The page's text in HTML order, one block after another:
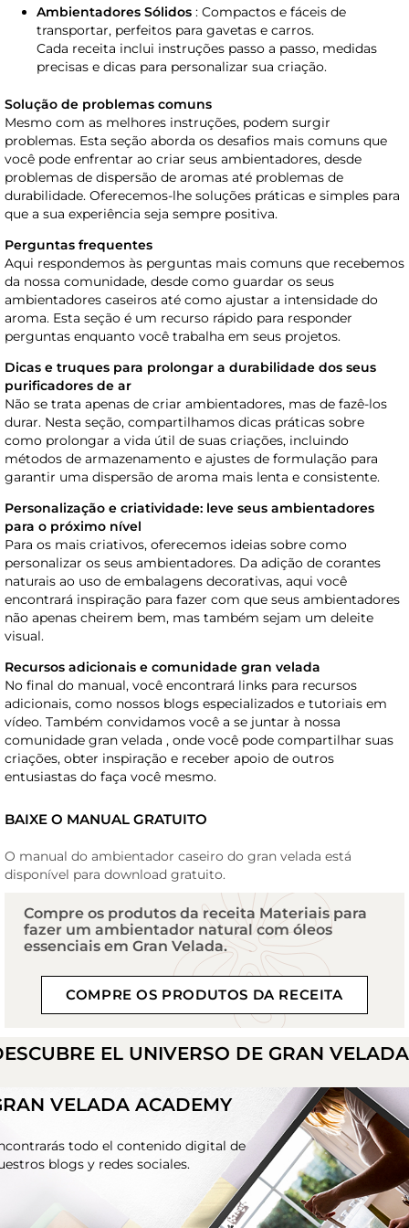
Ambientadores Sólidos : Compactos e fáceis de
transportar, perfeitos para gavetas e carros.
Cada receita inclui instruções passo a passo, medidas
precisas e dicas para personalizar sua criação.
Solução de problemas comuns
Mesmo com as melhores instruções, podem surgir
problemas. Esta seção aborda os desafios mais comuns que
você pode enfrentar ao criar seus ambientadores, desde
problemas de dispersão de aromas até problemas de
durabilidade. Oferecemos-lhe soluções práticas e simples para
que a sua experiência seja sempre positiva.
Perguntas frequentes
Aqui respondemos às perguntas mais comuns que recebemos
da nossa comunidade, desde como guardar os seus
ambientadores caseiros até como ajustar a intensidade do
aroma. Esta seção é um recurso rápido para responder
perguntas enquanto você trabalha em seus projetos.
Dicas e truques para prolongar a durabilidade dos seus
purificadores de ar
Não se trata apenas de criar ambientadores, mas de fazê-los
durar. Nesta seção, compartilhamos dicas práticas sobre
como prolongar a vida útil de suas criações, incluindo
métodos de armazenamento e ajustes de formulação para
garantir uma dispersão de aroma mais lenta e consistente.
Personalização e criatividade: leve seus ambientadores
para o próximo nível
Para os mais criativos, oferecemos ideias sobre como
personalizar os seus ambientadores. Da adição de corantes
naturais ao uso de embalagens decorativas, aqui você
encontrará inspiração para fazer com que seus ambientadores
não apenas cheirem bem, mas também sejam um deleite
visual.
Recursos adicionais e comunidade gran velada
No final do manual, você encontrará links para recursos
adicionais, como nossos blogs especializados e tutoriais em
vídeo. Também convidamos você a se juntar à nossa
comunidade gran velada , onde você pode compartilhar suas
criações, obter inspiração e receber apoio de outros
entusiastas do faça você mesmo.
BAIXE O MANUAL GRATUITO
O manual do ambientador caseiro do gran velada está
disponível para download gratuito.
Compre os produtos da receita Materiais para
fazer um ambientador natural com óleos
essenciais em Gran Velada.
COMPRE OS PRODUTOS DA RECEITA
EL UNIVERSO DE GRAN VELADA
VELADA ACADEMY
todo el contenido digital de
blogs y redes sociales.